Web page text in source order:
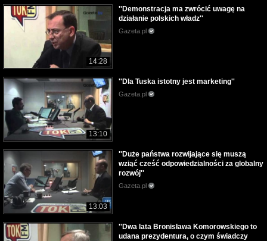
14:28
''Demonstracja ma zwrócić uwagę na
działanie polskich władz''
Gazeta.pl
13:10
''Dla Tuska istotny jest marketing''
Gazeta.pl
13:03
''Duże państwa rozwijające się muszą
wziąć cześć odpowiedzialności za globalny
rozwój''
Gazeta.pl
''Dwa lata Bronisława Komorowskiego to
udana prezydentura, o czym świadczy